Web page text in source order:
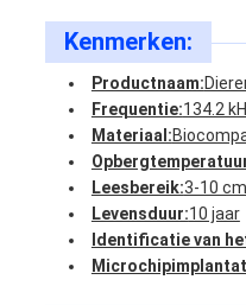
Kenmerken:
Productnaam:
Frequentie:134.2
Materiaal:
Leesbereik:3-10 cm
Levensduur:10 jaar
Identificatie van